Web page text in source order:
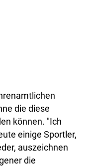
die diese
können. "Ich
einige Sportler,
auszeichnen
die